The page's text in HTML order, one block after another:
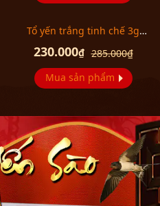
Tổ yến trắng tinh chế 3g
285.000₫
230.000₫
Mua sản phẩm